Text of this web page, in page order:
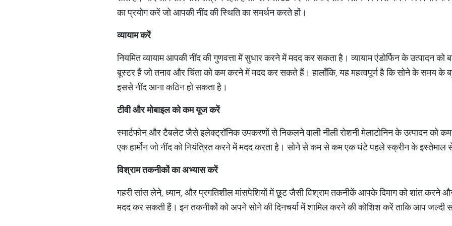
का प्रयोग करें जो आपकी नींद की स्थिति का समर्थन करते हों।
व्यायामकरें
नियमित व्यायाम आपकी नींद की गुणवत्ता में सुधार करने में मदद कर सकता है। व्यायाम एंडोर्फिन के उत्पादन को
बूस्टर हैं जो तनाव और चिंता को कम करने में मदद कर सकते हैं। हालाँकि, यह महत्वपूर्ण है कि सोने के समय के
इससे नींद आना कठिन हो सकता है।
टीवीऔरमोबाइलकोकमयूजकरें
स्मार्टफोन और टैबलेट जैसे इलेक्ट्रॉनिक उपकरणों से निकलने वाली नीली रोशनी मेलाटोनिन के उत्पादन को
एक हार्मोन जो नींद को नियंत्रित करने में मदद करता है। सोने से कम से कम एक घंटे पहले स्क्रीन के
विश्रामतकनीकोंकाअभ्यासकरें
गहरी सांस लेने, ध्यान, और प्रगतिशील मांसपेशियों में छूट जैसी विश्राम तकनीकें आपके दिमाग को शांत करने
मदद कर सकती हैं। इन तकनीकों को अपने सोने की दिनचर्या में शामिल करने की कोशिश करें ताकि आप